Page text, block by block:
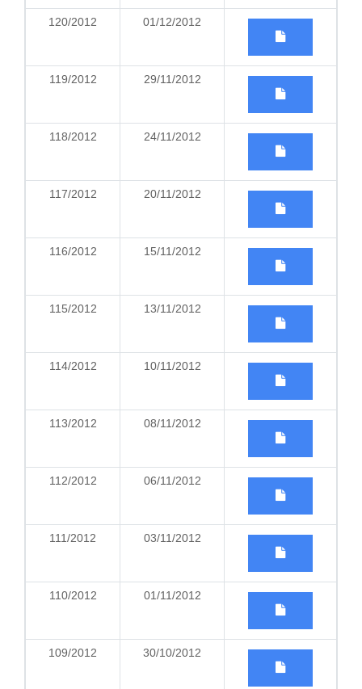
120/2012 01/12/2012
119/2012 29/11/2012
118/2012 24/11/2012
117/2012 20/11/2012
116/2012 15/11/2012
115/2012 13/11/2012
114/2012 10/11/2012
113/2012 08/11/2012
112/2012 06/11/2012
111/2012 03/11/2012
110/2012 01/11/2012
109/2012 30/10/2012